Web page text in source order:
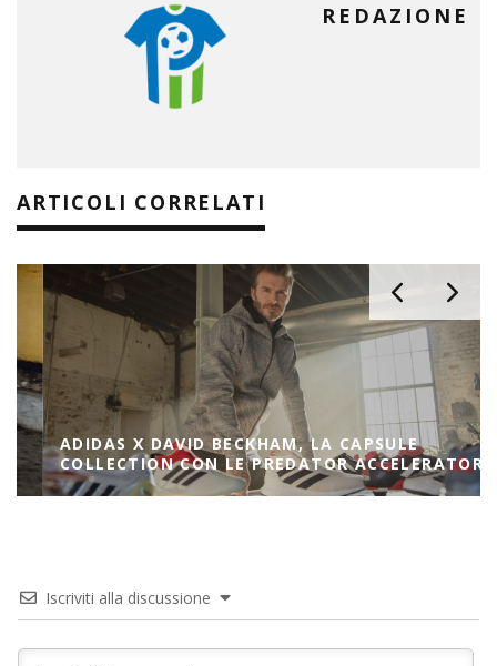
REDAZIONE
ARTICOLI CORRELATI
ADIDAS X DAVID BECKHAM, LA CAPSULE
COLLECTION CON LE PREDATOR ACCELERATOR
Iscriviti alla discussione